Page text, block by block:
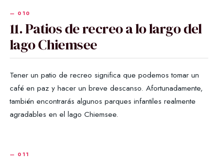
11. Patios de recreo a lo largo del
lago Chiemsee
Tener un patio de recreo significa que podemos tomar un
café en paz y hacer un breve descanso. Afortunadamente,
también encontrarás algunos parques infantiles realmente
agradables en el lago Chiemsee.